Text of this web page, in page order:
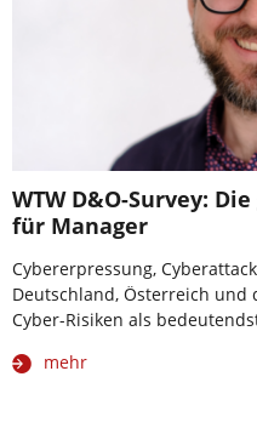
WTW D&O-Survey:
für Manager
Cybererpressung,
Deutschland, Österreich und
Cyber-Risiken als
mehr